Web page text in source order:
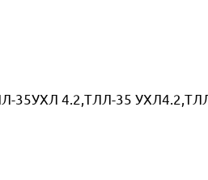
35УХЛ 4.2,ТЛЛ-35